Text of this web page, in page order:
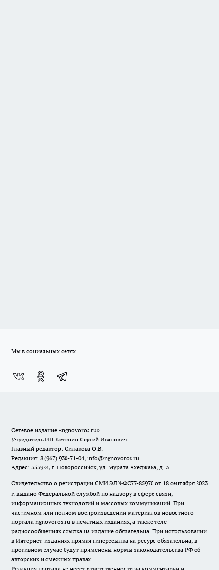
Мы в социальных сетях
Сетевое издание «ngnovoros.ru»
Учредитель ИП Кстенин Сергей Иванович
Главный редактор: Силакова О.В.
Редакция: 8 (967) 930-71-04, info@ngnovoros.ru
Адрес: 353924, г. Новороссийск, ул. Мурата Ахеджака, д. 3
Свидетельство о регистрации СМИ ЭЛ№ФС77-85970 от 18 сентября 2023
г. выдано Федеральной службой по надзору в сфере связи,
информационных технологий и массовых коммуникаций. При
частичном или полном воспроизведении материалов новостного
портала ngnovoros.ru в печатных изданиях, а также теле-
радиосообщениях ссылка на издание обязательна. При использовании
в Интернет-изданиях прямая гиперссылка на ресурс обязательна, в
противном случае будут применены нормы законодательства РФ об
авторских и смежных правах.
Редакция портала не несет ответственности за комментарии и